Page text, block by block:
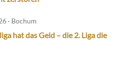
· Bochum
hat das Geld – die 2. Liga die